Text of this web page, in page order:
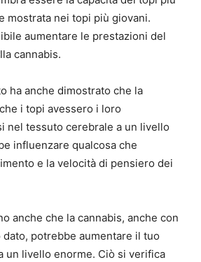
mostrata nei topi più giovani.
aumentare le prestazioni del
cannabis.
ha anche dimostrato che la
i topi avessero i loro
nel tessuto cerebrale a un livello
influenzare qualcosa che
e la velocità di pensiero dei
anche che la cannabis, anche con
potrebbe aumentare il tuo
un livello enorme. Ciò si verifica